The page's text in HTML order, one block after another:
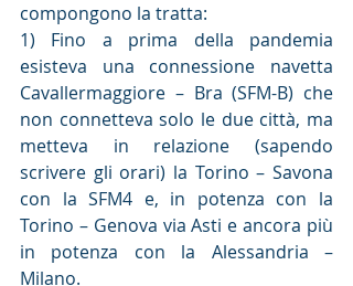
compongono la tratta:
1) Fino a prima della pandemia
esisteva una connessione navetta
Cavallermaggiore – Bra (SFM-B) che
non connetteva solo le due città, ma
metteva in relazione (sapendo
scrivere gli orari) la Torino – Savona
con la SFM4 e, in potenza con la
Torino – Genova via Asti e ancora più
in potenza con la Alessandria –
Milano.